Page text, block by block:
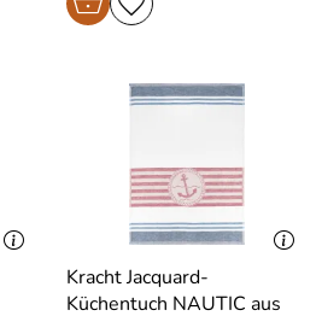
Kracht Jacquard-
Küchentuch NAUTIC aus